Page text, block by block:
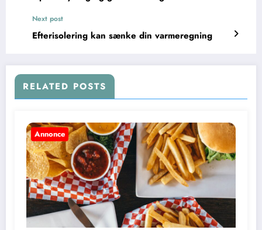
Next post
Efterisolering kan sænke din varmeregning
RELATED POSTS
Annonce